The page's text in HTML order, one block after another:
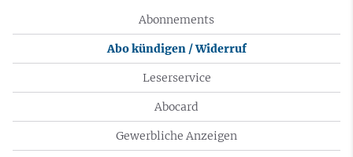
Abonnements
Abo kündigen / Widerruf
Leserservice
Abocard
Gewerbliche Anzeigen